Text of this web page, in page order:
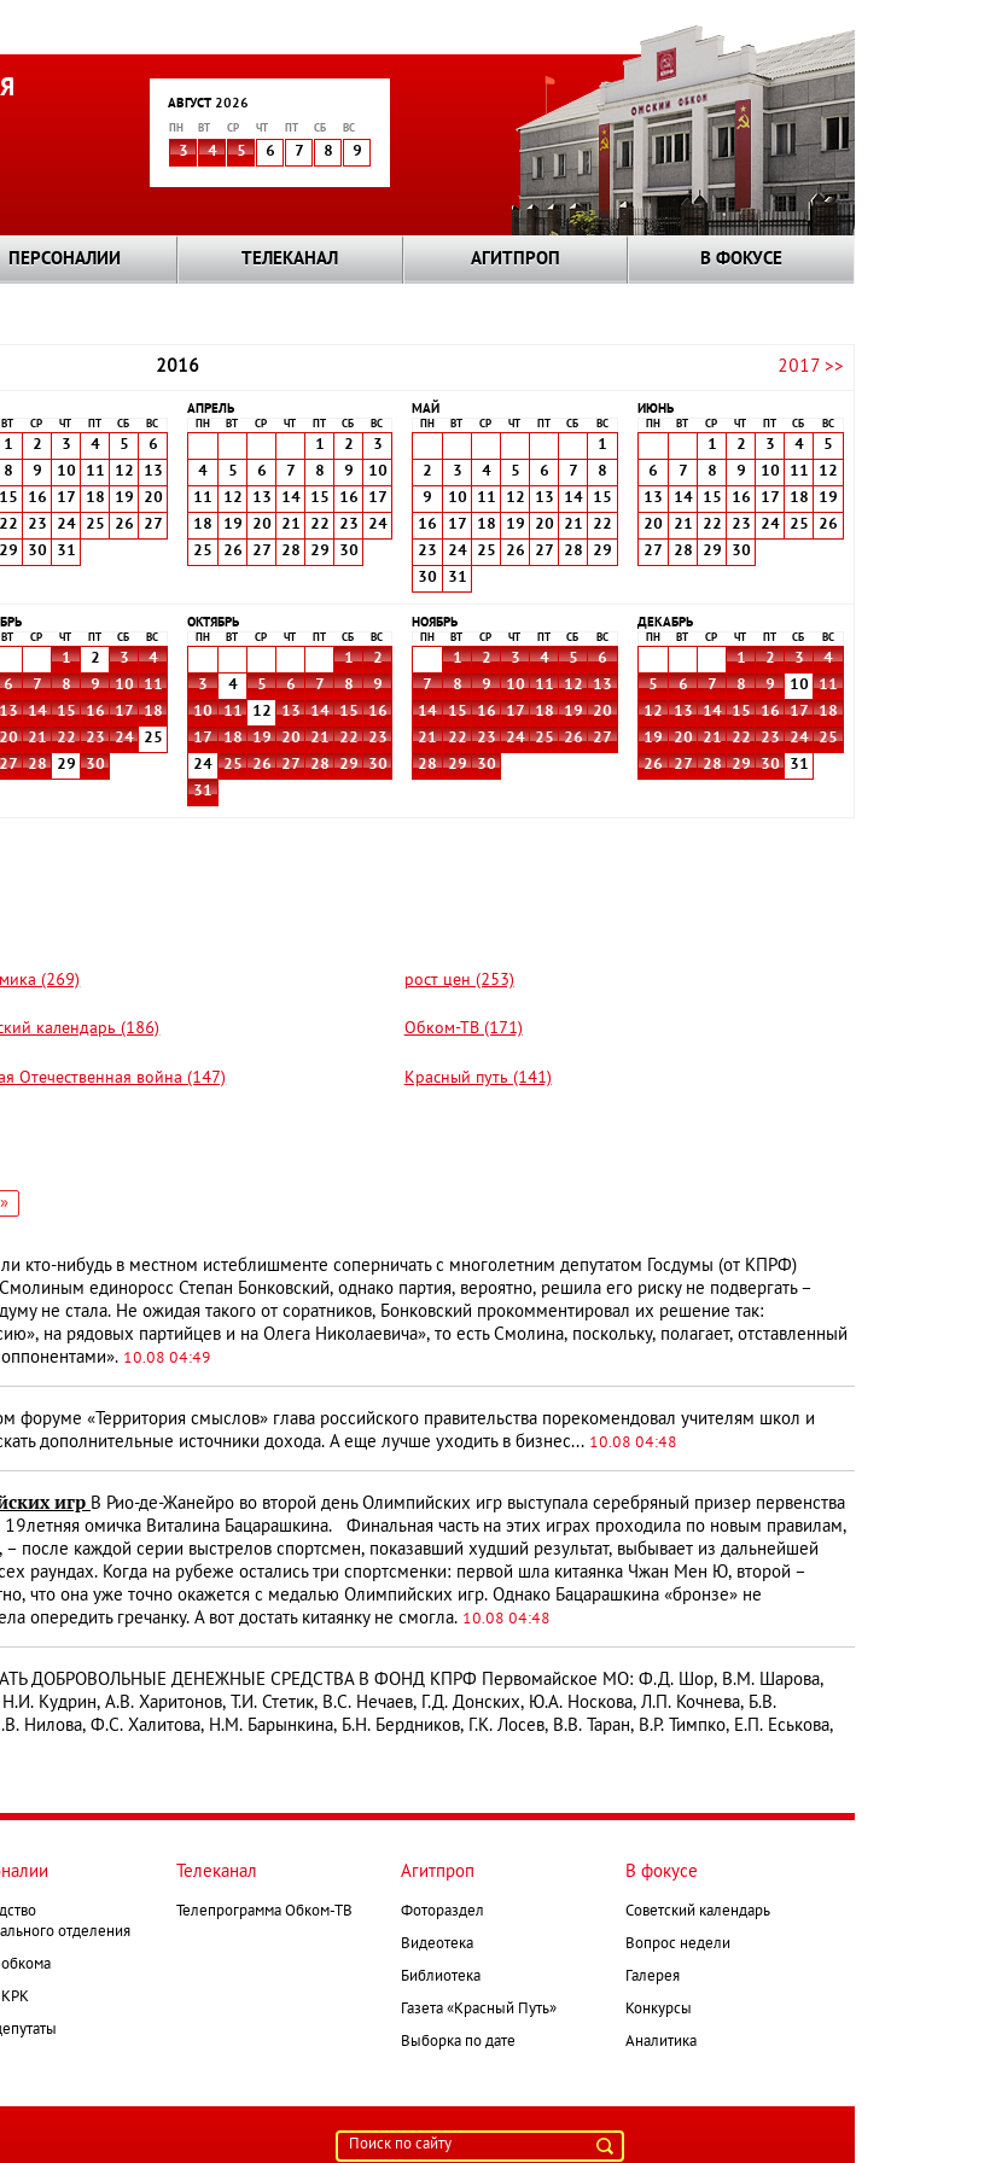
АВГУСТ 2026
ПН ВТ СР ЧТ СБ ВС
3 4 5 6 7 8 9
ПЕРСОНАЛИИ ТЕЛЕКАНАЛ АГИТПРОП В ФОКУСЕ
2016 2017 >>
ВТ СР ЧТ СБ ВС
1 2 3 4 5
6
8 9 10 11 12
13
15 16 17 18 19
20
22 23 24 25 26
27
29 30 31
АПРЕЛЬ
ПН ВТ СР ЧТ СБ ВС
1 2
3
4
5 6 7 8 9
10
11
12 13 14 15 16
17
18
19 20 21 22 23
24
25
26 27 28 29 30
МАЙ
ПН ВТ СР ЧТ СБ ВС
1
2
3 4 5 6 7
8
9
10 11 12 13 14
15
16
17 18 19 20 21
22
23
24 25 26 27 28
29
30
31
ИЮНЬ
ПН ВТ СР ЧТ СБ ВС
1 2 3 4
5
6
7 8 9 10 11
12
13
14 15 16 17 18
19
20
21 22 23 24 25
26
27
28 29 30
ВТ СР ЧТ СБ ВС
1 2 3
4
6 7 8 9 10
11
14 15 16 17
18
21 22 23 24
25
28 29 30
ОКТЯБРЬ
ПН ВТ СР ЧТ СБ ВС
1
2
3
4 5 6 7 8
9
10
11 12 13 14 15
16
17
18 19 20 21 22
23
24
25 26 27 28 29
30
31
НОЯБРЬ
ПН ВТ СР ЧТ СБ ВС
1 2 3 4 5
6
7
8 9 10 11 12
13
14
15 16 17 18 19
20
21
22 23 24 25 26
27
28
29 30
ДЕКАБРЬ
ПН ВТ СР ЧТ СБ ВС
1 2 3
4
5
6 7 8 9 10
11
12
13 14 15 16 17
18
19
20 21 22 23 24
25
26
27 28 29 30 31
(269) рост цен (253)
календарь (186) Обком-ТВ (171)
Отечественная война (147) Красный путь (141)
кто-нибудь в местном истеблишменте соперничать с многолетним депутатом Госдумы (от КПРФ)
единоросс Степан Бонковский, однако партия, вероятно, решила его риску не подвергать –
не стала. Не ожидая такого от соратников, Бонковский прокомментировал их решение так:
на рядовых партийцев и на Олега Николаевича», то есть Смолина, поскольку, полагает, отставленный
10.08 04:49
форуме «Территория смыслов» глава российского правительства порекомендовал учителям школ и
дополнительные источники дохода. А еще лучше уходить в бизнес... 10.08 04:48
игр В Рио-де-Жанейро во второй день Олимпийских игр выступала серебряный призер первенства
омичка Виталина Бацарашкина. Финальная часть на этих играх проходила по новым правилам,
каждой серии выстрелов спортсмен, показавший худший результат, выбывает из дальнейшей
раундах. Когда на рубеже остались три спортсменки: первой шла китаянка Чжан Мен Ю, второй –
что она уже точно окажется с медалью Олимпийских игр. Однако Бацарашкина «бронзе» не
гречанку. А вот достать китаянку не смогла. 10.08 04:48
ДОБРОВОЛЬНЫЕ ДЕНЕЖНЫЕ СРЕДСТВА В ФОНД КПРФ Первомайское МО: Ф.Д. Шор, В.М. Шарова,
Кудрин, А.В. Харитонов, Т.И. Стетик, В.С. Нечаев, Г.Д. Донских, Ю.А. Носкова, Л.П. Кочнева, Б.В.
Нилова, Ф.С. Халитова, Н.М. Барынкина, Б.Н. Бердников, Г.К. Лосев, В.В. Таран, В.Р. Тимпко, Е.П. Еськова,
отделения
Телеканал
Телепрограмма Обком-ТВ
Агитпроп
Фотораздел
Видеотека
Библиотека
Газета «Красный Путь»
Выборка по дате
В фокусе
Советский календарь
Вопрос недели
Галерея
Конкурсы
Аналитика